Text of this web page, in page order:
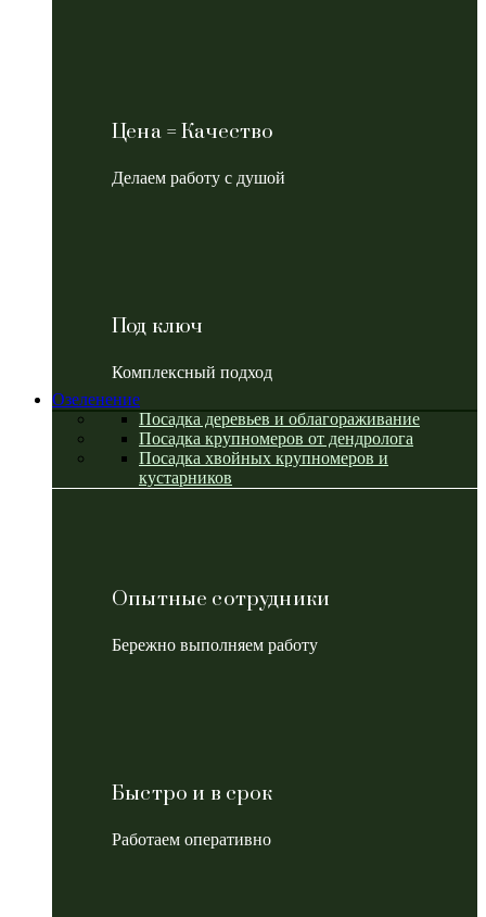
Цена = Качество
Делаем работу с душой
Под ключ
Комплексный подход
Озеленение
Посадка деревьев и облагораживание
Посадка крупномеров от дендролога
Посадка хвойных крупномеров и
кустарников
Опытные сотрудники
Бережно выполняем работу
Быстро и в срок
Работаем оперативно